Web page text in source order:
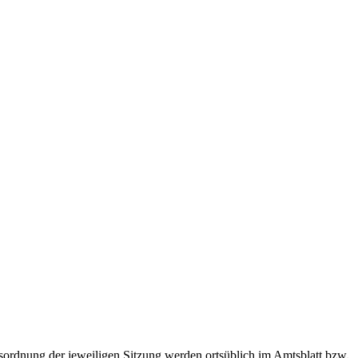
der jeweiligen Sitzung werden ortsüblich im Amtsblatt bzw.